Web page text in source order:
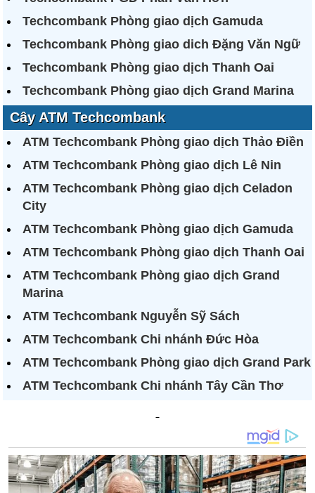
Techcombank Phòng giao dịch Gamuda
Techcombank Phòng giao dich Đặng Văn Ngữ
Techcombank Phòng giao dịch Thanh Oai
Techcombank Phòng giao dịch Grand Marina
Cây ATM Techcombank
ATM Techcombank Phòng giao dịch Thảo Điền
ATM Techcombank Phòng giao dịch Lê Nin
ATM Techcombank Phòng giao dịch Celadon
City
ATM Techcombank Phòng giao dịch Gamuda
ATM Techcombank Phòng giao dịch Thanh Oai
ATM Techcombank Phòng giao dịch Grand
Marina
ATM Techcombank Nguyễn Sỹ Sách
ATM Techcombank Chi nhánh Đức Hòa
ATM Techcombank Phòng giao dịch Grand Park
ATM Techcombank Chi nhánh Tây Cần Thơ